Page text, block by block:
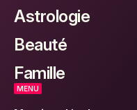
Astrologie
Beauté
Famille
MENU